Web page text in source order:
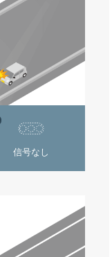
信号なし